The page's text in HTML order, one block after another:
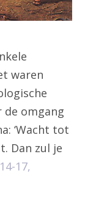
waren
de omgang
‘Wacht tot
Dan zul je
17,